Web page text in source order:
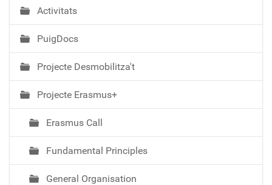
Activitats
PuigDocs
Projecte Desmobilitza't
Projecte Erasmus+
Erasmus Call
Fundamental Principles
General Organisation